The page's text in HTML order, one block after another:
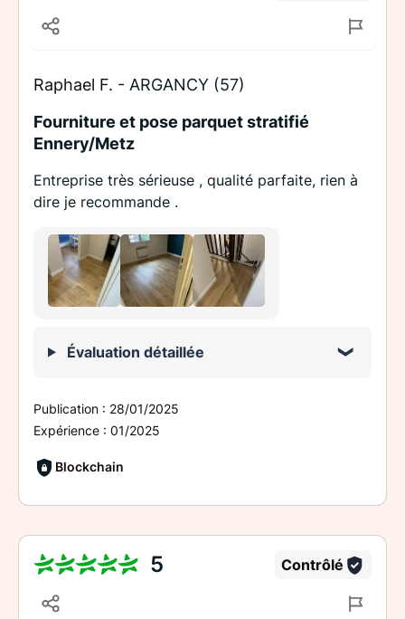
Raphael F. - ARGANCY (57)
Fourniture et pose parquet stratifié
Ennery/Metz
Entreprise très sérieuse , qualité parfaite, rien à
dire je recommande .
Évaluation détaillée
Publication : 28/01/2025
Expérience : 01/2025
Blockchain
5 Contrôlé